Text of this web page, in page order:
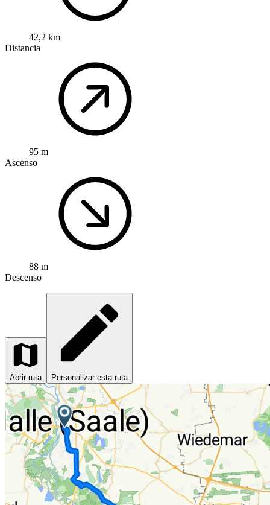
42,2 km
Distancia
95 m
Ascenso
88 m
Descenso
Abrir ruta Personalizar esta ruta